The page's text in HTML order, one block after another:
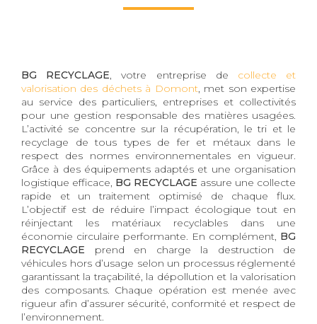
BG RECYCLAGE, votre entreprise de collecte et
valorisation des déchets à Domont, met son expertise
au service des particuliers, entreprises et collectivités
pour une gestion responsable des matières usagées.
L’activité se concentre sur la récupération, le tri et le
recyclage de tous types de fer et métaux dans le
respect des normes environnementales en vigueur.
Grâce à des équipements adaptés et une organisation
logistique efficace, BG RECYCLAGE assure une collecte
rapide et un traitement optimisé de chaque flux.
L’objectif est de réduire l’impact écologique tout en
réinjectant les matériaux recyclables dans une
économie circulaire performante. En complément, BG
RECYCLAGE prend en charge la destruction de
véhicules hors d’usage selon un processus réglementé
garantissant la traçabilité, la dépollution et la valorisation
des composants. Chaque opération est menée avec
rigueur afin d’assurer sécurité, conformité et respect de
l’environnement.